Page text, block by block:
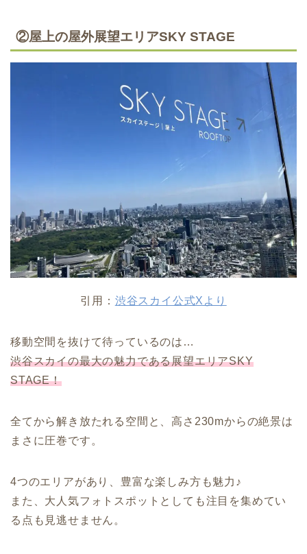
②屋上の屋外展望エリアSKY STAGE
引用： 渋谷スカイ公式Xより
移動空間を抜けて待っているのは…
渋谷スカイの最大の魅力である展望エリアSKY
STAGE！
全てから解き放たれる空間と、高さ230mからの絶景は
まさに圧巻です。
4つのエリアがあり、豊富な楽しみ方も魅力♪
また、大人気フォトスポットとしても注目を集めてい
る点も見逃せません。